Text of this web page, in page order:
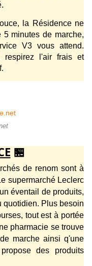
la Résidence ne
minutes de marche,
V3 vous attend.
respirez l'air frais et
🏪
de renom sont à
supermarché Leclerc
éventail de produits,
quotidien. Plus besoin
tout est à portée
pharmacie se trouve
marche ainsi q'une
des produits